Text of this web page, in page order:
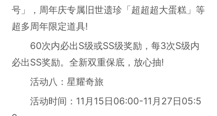
号」，周年庆专属旧世遗珍「超超超大蛋糕」等
超多周年限定道具!
60次内必出S级或SS级奖励，每3次S级内
必出SS奖励。全新双重保底，放心抽!
活动八：星耀奇旅
活动时间：11月15日06:00-11月27日05:5